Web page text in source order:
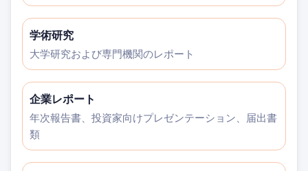
学術研究
大学研究および専門機関のレポート
企業レポート
年次報告書、投資家向けプレゼンテーション、届出書
類